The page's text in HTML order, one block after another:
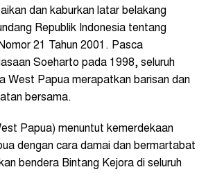
dan kaburkan latar belakang
Republik Indonesia tentang
21 Tahun 2001. Pasca
Soeharto pada 1998, seluruh
West Papua merapatkan barisan dan
bersama.
Papua) menuntut kemerdekaan
dengan cara damai dan bermartabat
bendera Bintang Kejora di seluruh